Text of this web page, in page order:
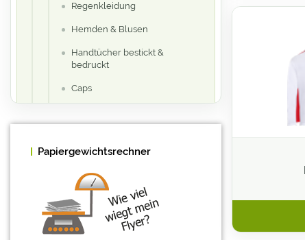
Regenkleidung
Hemden & Blusen
Handtücher bestickt &
bedruckt
Caps
Bekleidung nach Marke
Foto-Textilien
Patches Aufnäher
Papiergewichtsrechner